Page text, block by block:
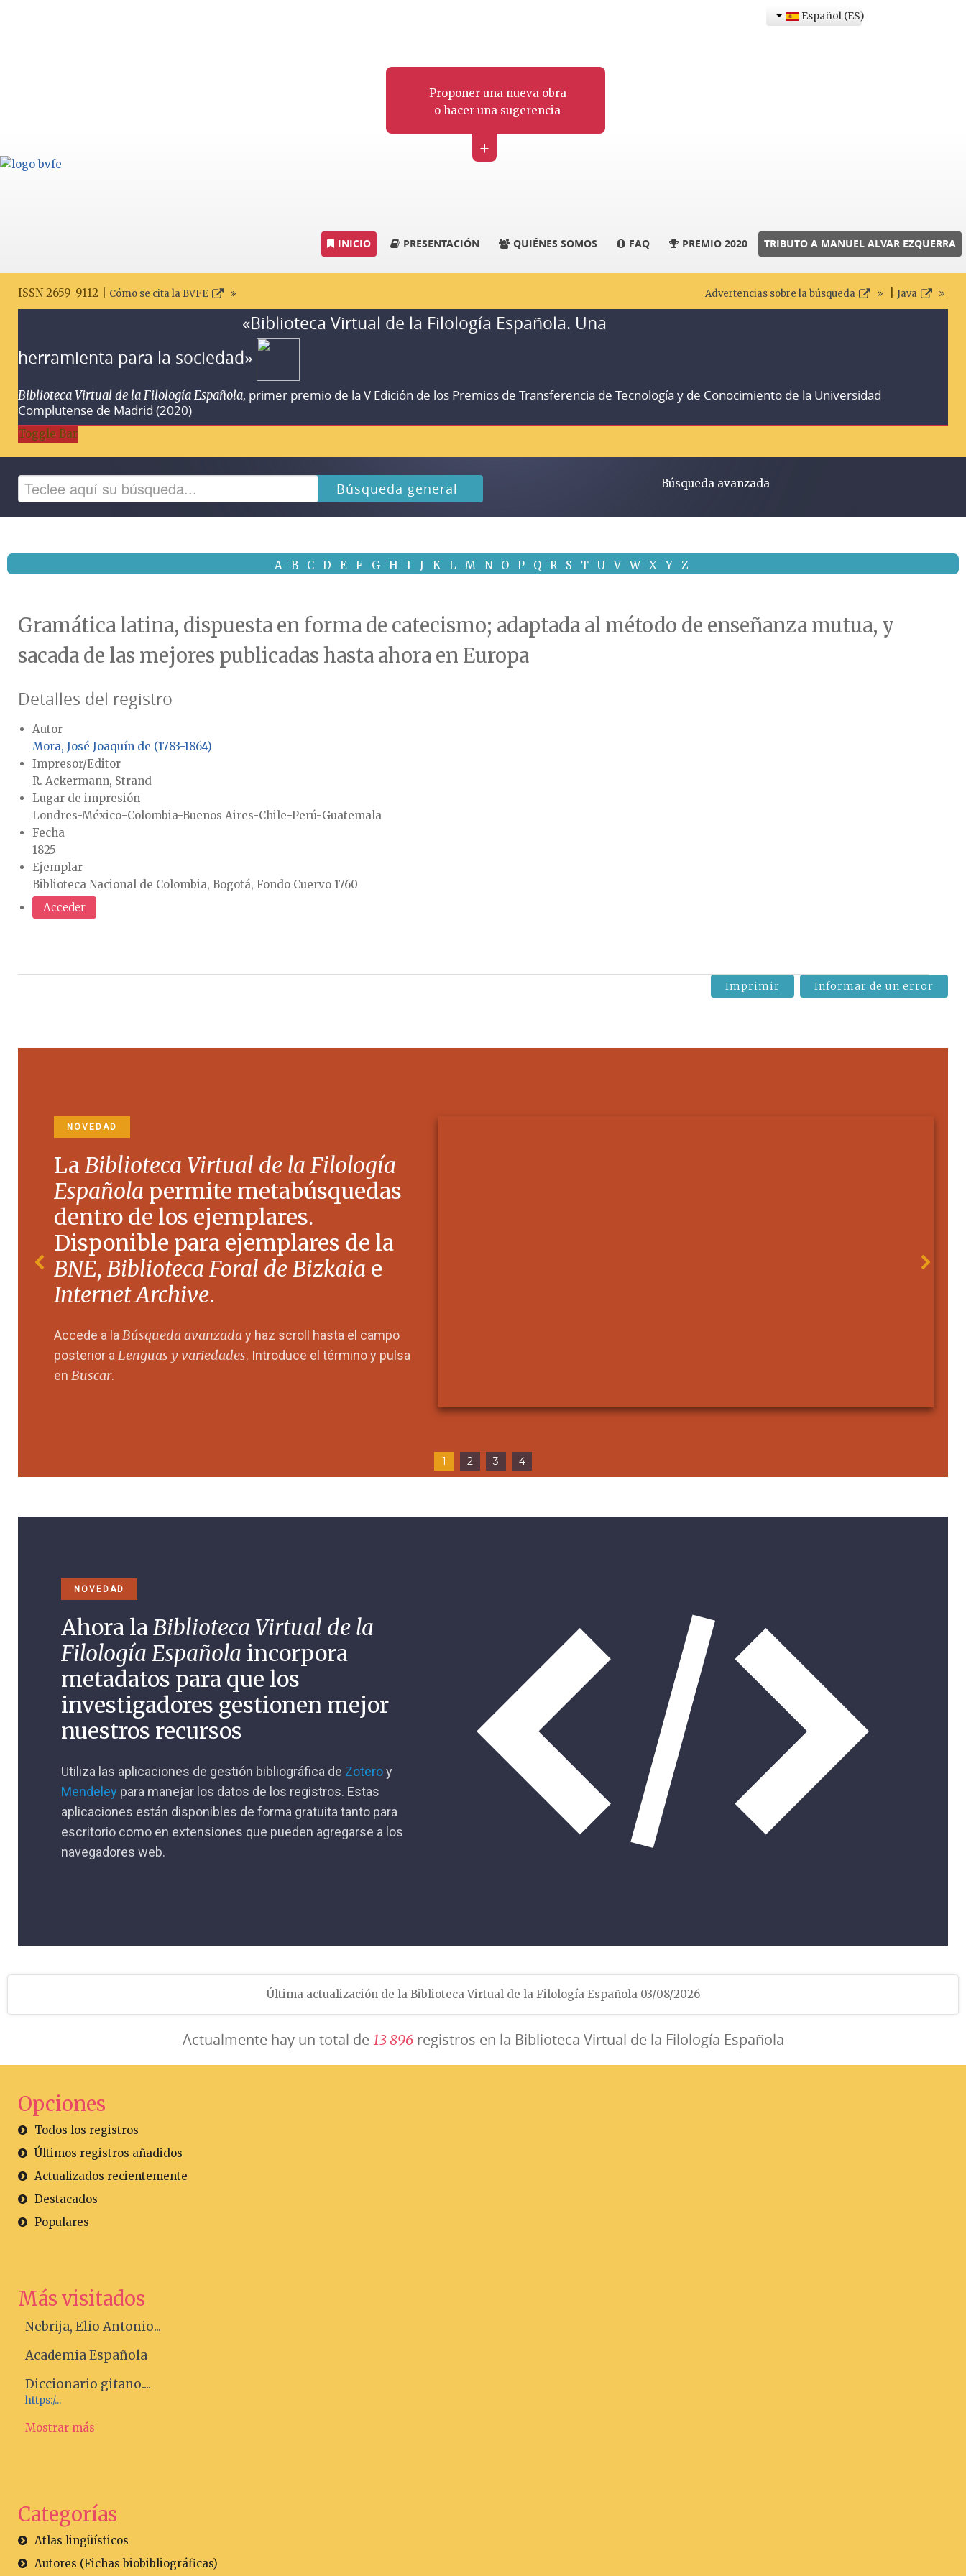
Proponer una nueva obra
o hacer una sugerencia
+
Español (ES)
INICIO PRESENTACIÓN QUIÉNES SOMOS FAQ PREMIO 2020 TRIBUTO A MANUEL ALVAR EZQUERRA
ISSN 2659-9112 | Cómo se cita la BVFE Advertencias sobre la búsqueda Java
«Biblioteca Virtual de la Filología Española. Una
herramienta para la sociedad»
Biblioteca Virtual de la Filología Española, primer premio de la V Edición de los Premios de Transferencia de Tecnología y de Conocimiento de la Universidad
Complutense de Madrid (2020)
Toggle Bar
Búsqueda general Búsqueda avanzada
A B C D E F G H I J K L M N O P Q R S T U V W X Y Z
Gramática latina, dispuesta en forma de catecismo; adaptada al método de enseñanza mutua, y
sacada de las mejores publicadas hasta ahora en Europa
Detalles del registro
Autor
Mora, José Joaquín de (1783-1864)
Impresor/Editor
R. Ackermann, Strand
Lugar de impresión
Londres-México-Colombia-Buenos Aires-Chile-Perú-Guatemala
Fecha
1825
Ejemplar
Biblioteca Nacional de Colombia, Bogotá, Fondo Cuervo 1760
Acceder
Imprimir Informar de un error
NOVEDAD
LaBiblioteca Virtual de la Filología
Española permite metabúsquedas
dentro de los ejemplares.
Disponible para ejemplares de la
BNE, Biblioteca Foral de Bizkaia e
Internet Archive.
Accede a laBúsqueda avanzaday haz scroll hasta el campo
posterior aLenguas y variedades. Introduce el término y pulsa
en Buscar.
1 2 3 4
NOVEDAD
Ahora laBiblioteca Virtual de la
Filología Española incorpora
metadatos para que los
investigadores gestionen mejor
nuestros recursos
Utiliza las aplicaciones de gestión bibliográfica de Zoteroy
Mendeley para manejar los datos de los registros. Estas
aplicaciones están disponibles de forma gratuita tanto para
escritorio como en extensiones que pueden agregarse a los
navegadores web.
Última actualización de la Biblioteca Virtual de la Filología Española 03/08/2026
Actualmente hay un total de 13896registros en la Biblioteca Virtual de la Filología Española
Opciones
Todos los registros
Últimos registros añadidos
Actualizados recientemente
Destacados
Populares
Más visitados
Nebrija, Elio Antonio...
Academia Española
Diccionario gitano....
https:/...
Mostrar más
Categorías
Atlas lingüísticos
Autores (Fichas biobibliográficas)